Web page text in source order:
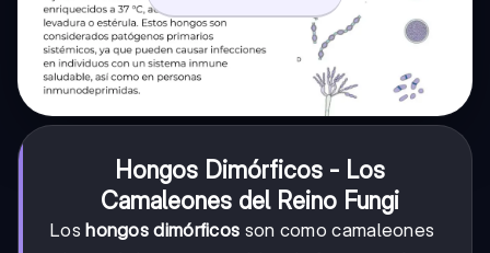
Hongos Dimórficos - Los
Camaleones del Reino Fungi
Los hongos dimórficos son como camaleones